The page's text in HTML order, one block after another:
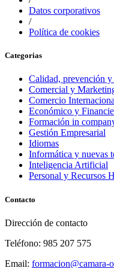
Datos corporativos
/
Política de cookies
Categorias
Calidad, prevención
Comercial y
Comercio
Económico y
Formación in
Gestión Empresarial
Idiomas
Informática y nuevas
Inteligencia Artificial
Personal y Recursos
Contacto
Dirección de contacto
Teléfono: 985 207 575
Email: formacion@camara-